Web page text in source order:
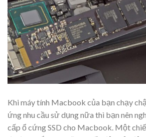
Khi máy tính Macbook của bạn chạy
ứng nhu cầu sử dụng nữa thì bạn nên
cấp ổ cứng SSD cho Macbook. Một